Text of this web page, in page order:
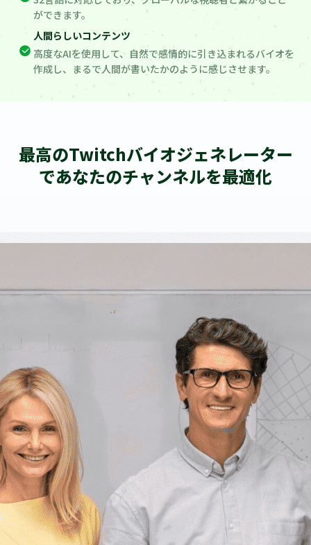
ができます。
人間らしいコンテンツ
高度なAIを使用して、自然で感情的に引き込まれるバイオを
作成し、まるで人間が書いたかのように感じさせます。
最高のTwitchバイオジェネレーター
であなたのチャンネルを最適化